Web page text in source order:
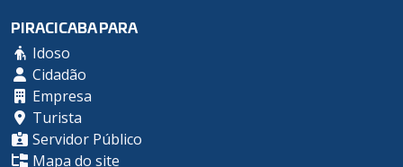
PIRACICABA PARA
Idoso
Cidadão
Empresa
Turista
Servidor Público
Mapa do site